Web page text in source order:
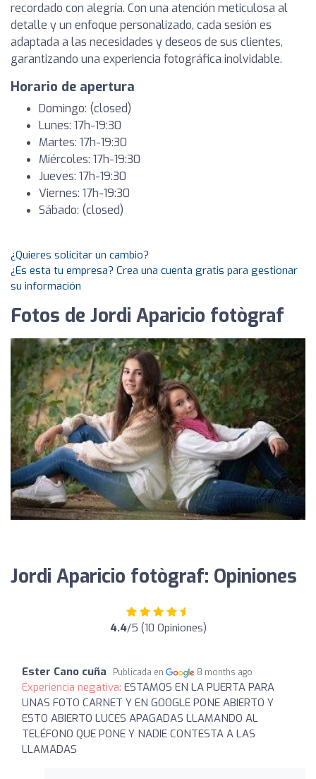
recordado con alegría. Con una atención meticulosa al
detalle y un enfoque personalizado, cada sesión es
adaptada a las necesidades y deseos de sus clientes,
garantizando una experiencia fotográfica inolvidable.
Horario de apertura
Domingo: (closed)
Lunes: 17h-19:30
Martes: 17h-19:30
Miércoles: 17h-19:30
Jueves: 17h-19:30
Viernes: 17h-19:30
Sábado: (closed)
¿Quieres solicitar un cambio?
¿Es esta tu empresa? Crea una cuenta gratis para gestionar
su información
Fotos de Jordi Aparicio fotògraf
Jordi Aparicio fotògraf: Opiniones
4.4/5 (10 Opiniones)
Ester Cano cuña Publicada en 8 months ago
Experiencia negativa: ESTAMOS EN LA PUERTA PARA
UNAS FOTO CARNET Y EN GOOGLE PONE ABIERTO Y
ESTO ABIERTO LUCES APAGADAS LLAMANDO AL
TELÉFONO QUE PONE Y NADIE CONTESTA A LAS
LLAMADAS